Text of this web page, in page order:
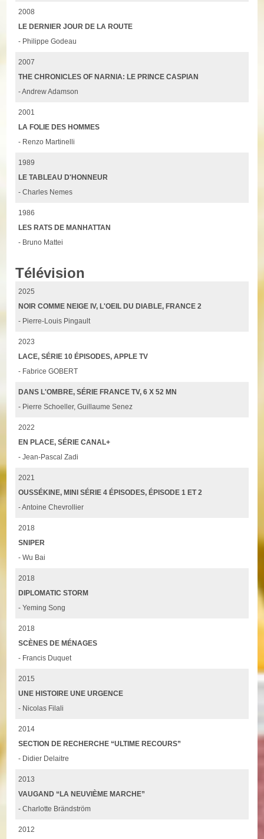
2008
LE DERNIER JOUR DE LA ROUTE
- Philippe Godeau
2007
THE CHRONICLES OF NARNIA: LE PRINCE CASPIAN
- Andrew Adamson
2001
LA FOLIE DES HOMMES
- Renzo Martinelli
1989
LE TABLEAU D'HONNEUR
- Charles Nemes
1986
LES RATS DE MANHATTAN
- Bruno Mattei
Télévision
2025
NOIR COMME NEIGE IV, L'OEIL DU DIABLE, FRANCE 2
- Pierre-Louis Pingault
2023
LACE, SÉRIE 10 ÉPISODES, APPLE TV
- Fabrice GOBERT
DANS L'OMBRE, SÉRIE FRANCE TV, 6 X 52 MN
- Pierre Schoeller, Guillaume Senez
2022
EN PLACE, SÉRIE CANAL+
- Jean-Pascal Zadi
2021
OUSSÉKINE, MINI SÉRIE 4 ÉPISODES, ÉPISODE 1 ET 2
- Antoine Chevrollier
2018
SNIPER
- Wu Bai
2018
DIPLOMATIC STORM
- Yeming Song
2018
SCÈNES DE MÉNAGES
- Francis Duquet
2015
UNE HISTOIRE UNE URGENCE
- Nicolas Filali
2014
SECTION DE RECHERCHE “ULTIME RECOURS”
- Didier Delaitre
2013
VAUGAND “LA NEUVIÈME MARCHE”
- Charlotte Brändström
2012